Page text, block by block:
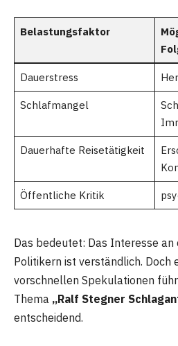
Belastungsfaktor
Dauerstress
Schlafmangel
Dauerhafte Reisetätigkeit
Öffentliche Kritik
Das bedeutet: Das Interesse an
Politikern ist verständlich. Doch
vorschnellen Spekulationen
Thema „Ralf Stegner
entscheidend.